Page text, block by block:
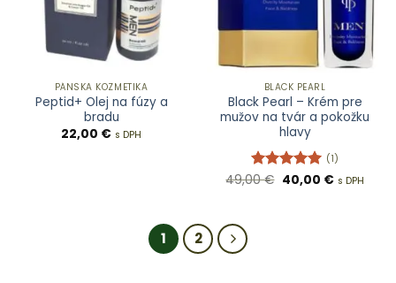
PÁNSKA KOZMETIKA
Peptid+ Olej na fúzy a
bradu
22,00 € s DPH
BLACK PEARL
Black Pearl – Krém pre
mužov na tvár a pokožku
hlavy
Hodnotenie
(1)
49,00€ Pôvodná
cena
40,00 €Aktuálna
s DPH
1 2